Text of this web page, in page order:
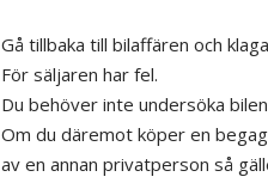
Gå tillbaka till bilaffären och
För säljaren har fel.
Du behöver inte undersöka
Om du däremot köper en
av en annan privatperson så